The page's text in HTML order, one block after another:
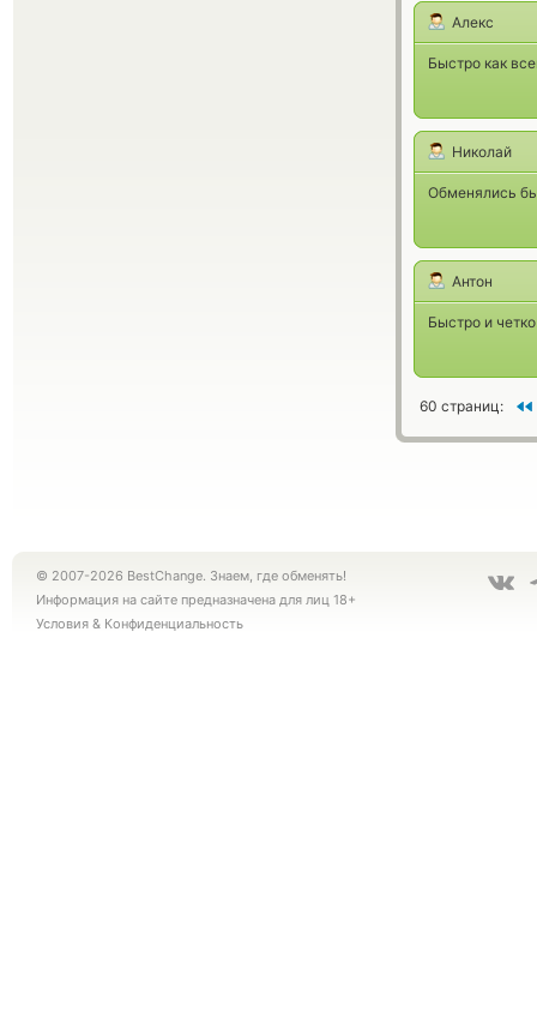
Алекс
Быстро как
Николай
Обменялись
Антон
Быстро и
60 страниц:
© 2007-2026 BestChange. Знаем, где обменять!
Информация на сайте предназначена для лиц 18+
Условия & Конфиденциальность